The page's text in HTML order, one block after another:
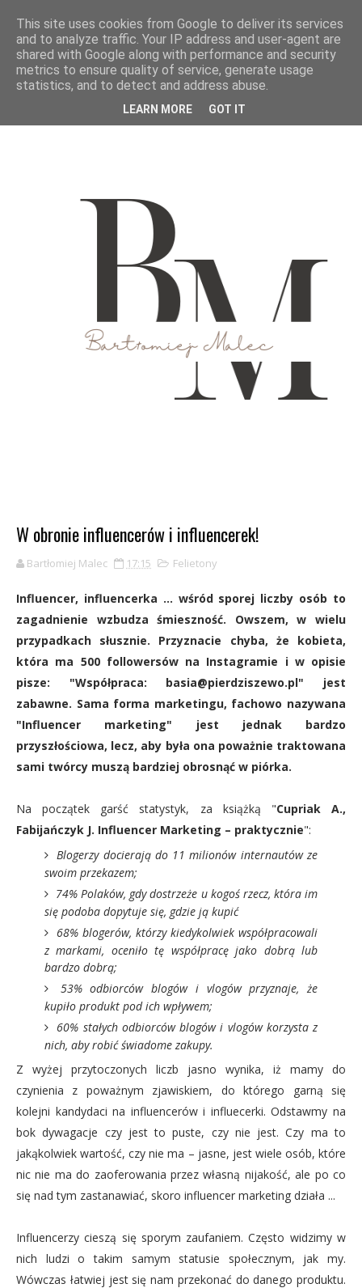
W obronie influencerów i influencerek!
Bartłomiej Malec 17:15 Felietony
Influencer, influencerka ... wśród sporej liczby osób to
zagadnienie wzbudza śmieszność. Owszem, w wielu
przypadkach słusznie. Przyznacie chyba, że kobieta,
która ma 500 followersów na Instagramie i w opisie
pisze: "Współpraca: basia@pierdziszewo.pl" jest
zabawne. Sama forma marketingu, fachowo nazywana
"Influencer marketing" jest jednak bardzo
przyszłościowa, lecz, aby była ona poważnie traktowana
sami twórcy muszą bardziej obrosnąć w piórka.
Na początek garść statystyk, za książką "Cupriak A.,
Fabijańczyk J. Influencer Marketing – praktycznie":
Blogerzy docierają do 11 milionów internautów ze
swoim przekazem;
74% Polaków, gdy dostrzeże u kogoś rzecz, która im
się podoba dopytuje się, gdzie ją kupić
68% blogerów, którzy kiedykolwiek współpracowali
z markami, oceniło tę współpracę jako dobrą lub
bardzo dobrą;
53% odbiorców blogów i vlogów przyznaje, że
kupiło produkt pod ich wpływem;
60% stałych odbiorców blogów i vlogów korzysta z
nich, aby robić świadome zakupy.
Z wyżej przytoczonych liczb jasno wynika, iż mamy do
czynienia z poważnym zjawiskiem, do którego garną się
kolejni kandydaci na influencerów i influecerki. Odstawmy na
bok dywagacje czy jest to puste, czy nie jest. Czy ma to
jakąkolwiek wartość, czy nie ma – jasne, jest wiele osób, które
nic nie ma do zaoferowania przez własną nijakość, ale po co
się nad tym zastanawiać, skoro influencer marketing działa ...
Influencerzy cieszą się sporym zaufaniem. Często widzimy w
nich ludzi o takim samym statusie społecznym, jak my.
Wówczas łatwiej jest się nam przekonać do danego produktu.
This site uses cookies from Google to deliver its services
and to analyze traffic. Your IP address and user-agent are
shared with Google along with performance and security
metrics to ensure quality of service, generate usage
statistics, and to detect and address abuse.
LEARN MORE GOT IT